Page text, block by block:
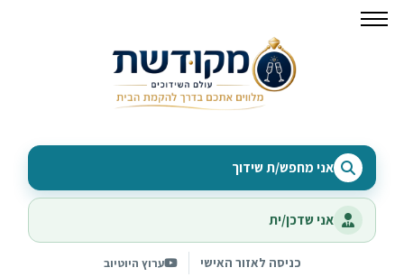
אני מחפש/ת שידוך
אני שדכן/ית
כניסה לאזור האישי ערוץ היוטיוב